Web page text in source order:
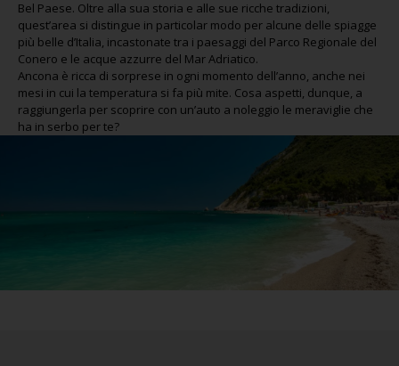
Bel Paese. Oltre alla sua storia e alle sue ricche tradizioni,
quest’area si distingue in particolar modo per alcune delle spiagge
più belle d’Italia, incastonate tra i paesaggi del Parco Regionale del
Conero e le acque azzurre del Mar Adriatico.
Ancona è ricca di sorprese in ogni momento dell’anno, anche nei
mesi in cui la temperatura si fa più mite. Cosa aspetti, dunque, a
raggiungerla per scoprire con un’auto a noleggio le meraviglie che
ha in serbo per te?